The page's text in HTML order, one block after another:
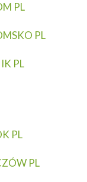
PL
PL
PL
PL
PL